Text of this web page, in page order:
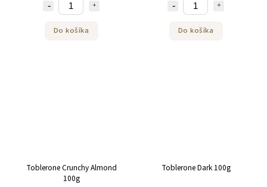
Do košíka Do košíka
Toblerone Crunchy Almond
100g
Toblerone Dark 100g